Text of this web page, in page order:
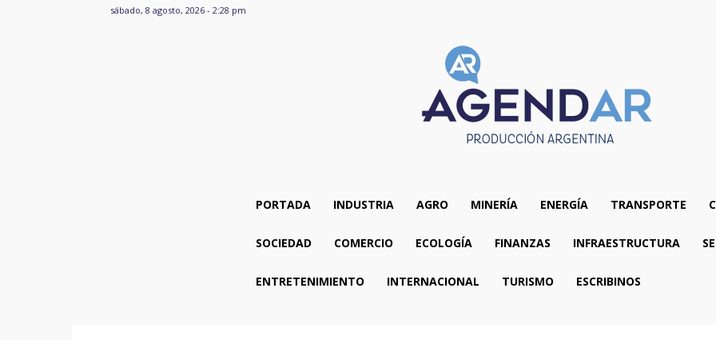
sábado, 8 agosto, 2026 - 2:28 pm
PORTADA INDUSTRIA AGRO MINERÍA ENERGÍA TRANSPORTE
SOCIEDAD COMERCIO ECOLOGÍA FINANZAS INFRAESTRUCTURA
ENTRETENIMIENTO INTERNACIONAL TURISMO ESCRIBINOS